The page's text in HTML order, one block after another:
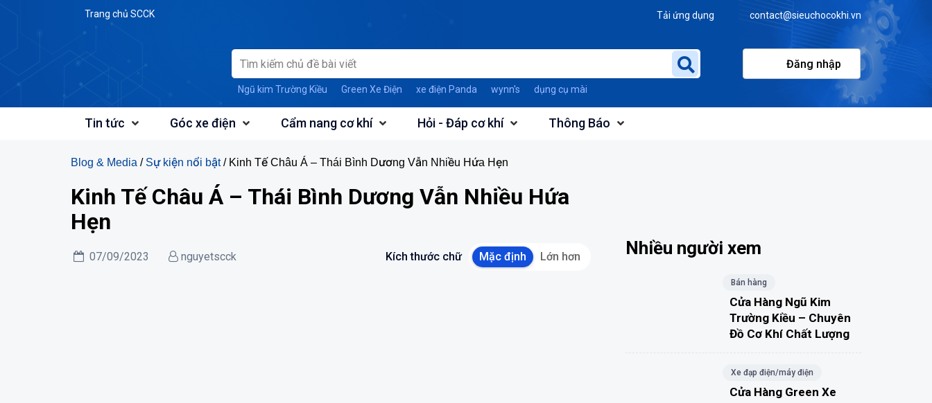
Trang chủ SCCK Tải ứng dụng contact@sieuchocokhi.vn
Ngũ kim Trường Kiều Green Xe Điện xe điện Panda wynn's dụng cụ mài
Đăng nhập
Tin tức Góc xe điện Cẩm nang cơ khí Hỏi - Đáp cơ khí Thông Báo
Blog & Media / Sự kiện nổi bật/ Kinh Tế Châu Á – Thái Bình Dương Vẫn Nhiều Hứa Hẹn
Kinh Tế Châu Á – Thái Bình Dương Vẫn Nhiều Hứa
Hẹn
07/09/2023 nguyetscck Kích thước chữ Mặc định Lớn hơn Nhiều người xem
Bán hàng
Cửa Hàng Ngũ Kim
Trường Kiều – Chuyên
Đồ Cơ Khí Chất Lượng
Xe đạp điện/máy điện
Cửa Hàng Green Xe